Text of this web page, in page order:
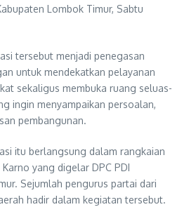
Lombok Timur, Sabtu
tersebut menjadi penegasan
untuk mendekatkan pelayanan
sekaligus membuka ruang seluas-
ingin menyampaikan persoalan,
pembangunan.
itu berlangsung dalam rangkaian
yang digelar DPC PDI
Sejumlah pengurus partai dari
hadir dalam kegiatan tersebut.